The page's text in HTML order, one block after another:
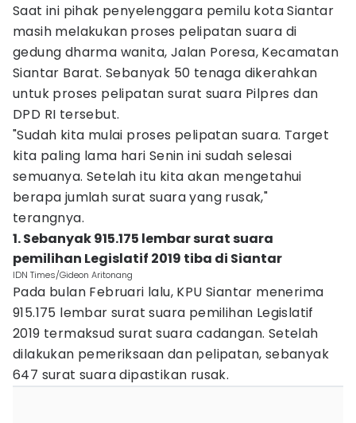
Saat ini pihak penyelenggara pemilu kota Siantar
masih melakukan proses pelipatan suara di
gedung dharma wanita, Jalan Poresa, Kecamatan
Siantar Barat. Sebanyak 50 tenaga dikerahkan
untuk proses pelipatan surat suara Pilpres dan
DPD RI tersebut.
"Sudah kita mulai proses pelipatan suara. Target
kita paling lama hari Senin ini sudah selesai
semuanya. Setelah itu kita akan mengetahui
berapa jumlah surat suara yang rusak,"
terangnya.
1. Sebanyak 915.175 lembar surat suara
pemilihan Legislatif 2019 tiba di Siantar
IDN Times/Gideon Aritonang
Pada bulan Februari lalu, KPU Siantar menerima
915.175 lembar surat suara pemilihan Legislatif
2019 termaksud surat suara cadangan. Setelah
dilakukan pemeriksaan dan pelipatan, sebanyak
647 surat suara dipastikan rusak.